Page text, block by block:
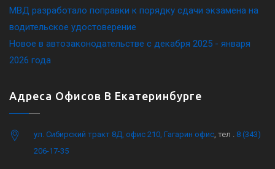
МВД разработало поправки к порядку сдачи экзамена на
водительское удостоверение
Новое в автозаконодательстве с декабря 2025 - января
2026 года
Адреса Офисов В Екатеринбурге
ул. Сибирский тракт 8Д, офис 210, Гагарин офис, тел . 8 (343)
206-17-35